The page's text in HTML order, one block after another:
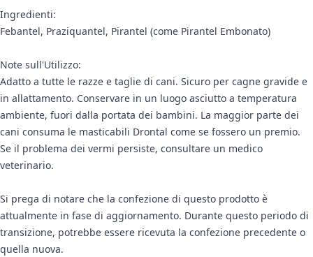
Ingredienti:
Febantel, Praziquantel, Pirantel (come Pirantel Embonato)
Note sull'Utilizzo:
Adatto a tutte le razze e taglie di cani. Sicuro per cagne gravide e
in allattamento. Conservare in un luogo asciutto a temperatura
ambiente, fuori dalla portata dei bambini. La maggior parte dei
cani consuma le masticabili Drontal come se fossero un premio.
Se il problema dei vermi persiste, consultare un medico
veterinario.
Si prega di notare che la confezione di questo prodotto è
attualmente in fase di aggiornamento. Durante questo periodo di
transizione, potrebbe essere ricevuta la confezione precedente o
quella nuova.